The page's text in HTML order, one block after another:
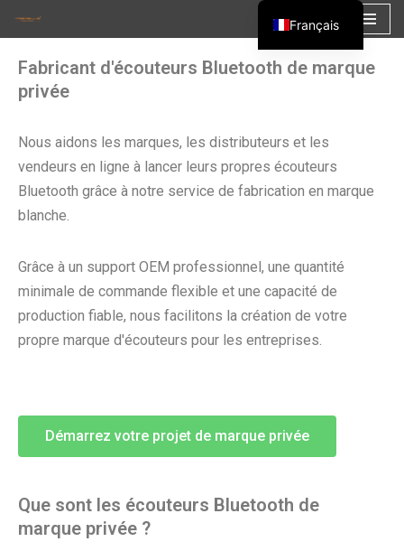
au
contenu
Fabricant d'écouteurs Bluetooth de marque
privée
Nous aidons les marques, les distributeurs et les
vendeurs en ligne à lancer leurs propres écouteurs
Bluetooth grâce à notre service de fabrication en marque
blanche.
Grâce à un support OEM professionnel, une quantité
minimale de commande flexible et une capacité de
production fiable, nous facilitons la création de votre
propre marque d'écouteurs pour les entreprises.
Démarrez votre projet de marque privée
Que sont les écouteurs Bluetooth de
marque privée ?
Français
English